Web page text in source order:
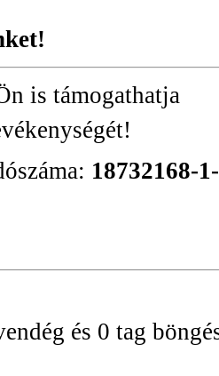
is támogathatja
18732168-
és 0 tag